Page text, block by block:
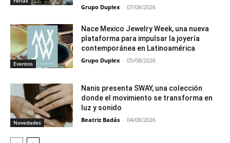
Grupo Duplex - 07/08/2026
Eventos
Nace Mexico Jewelry Week, una nueva
plataforma para impulsar la joyería
contemporánea en Latinoamérica
Grupo Duplex - 05/08/2026
Novedades
Nanis presenta SWAY, una colección
donde el movimiento se transforma en
luz y sonido
Beatriz Badás - 04/08/2026